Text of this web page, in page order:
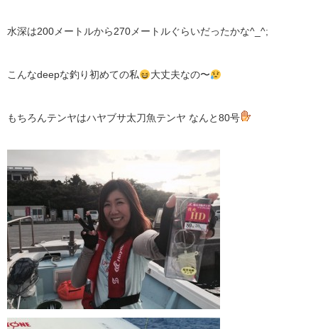
水深は200メートルから270メートルぐらいだったかな^_^;
こんなdeepな釣り初めての私 大丈夫なの〜
もちろんテンヤはハヤブサ太刀魚テンヤ なんと80号